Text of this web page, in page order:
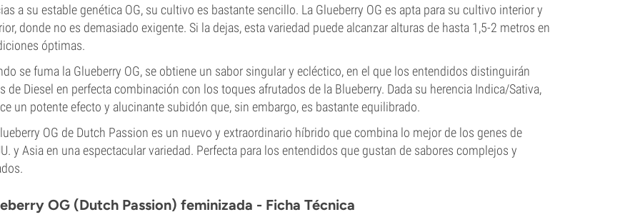
a su estable genética OG, su cultivo es bastante sencillo. La Glueberry OG es apta para su cultivo interior y
donde no es demasiado exigente. Si la dejas, esta variedad puede alcanzar alturas de hasta 1,5-2 metros en
óptimas.
se fuma la Glueberry OG, se obtiene un sabor singular y ecléctico, en el que los entendidos distinguirán
de Diesel en perfecta combinación con los toques afrutados de la Blueberry. Dada su herencia Indica/Sativa,
un potente efecto y alucinante subidón que, sin embargo, es bastante equilibrado.
OG de Dutch Passion es un nuevo y extraordinario híbrido que combina lo mejor de los genes de
y Asia en una espectacular variedad. Perfecta para los entendidos que gustan de sabores complejos y
OG (Dutch Passion) feminizada - Ficha Técnica